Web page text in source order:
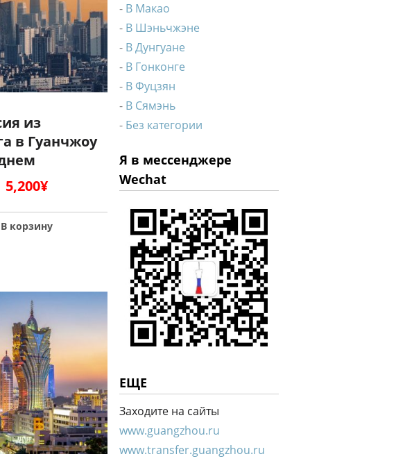
из
в Гуанчжоу
5,200¥
В корзину
В Макао
В Шэньчжэне
В Дунгуане
В Гонконге
В Фуцзян
В Сямэнь
Без категории
Я в мессенджере
Wechat
ЕЩЕ
Заходите на сайты
www.guangzhou.ru
www.transfer.guangzhou.ru